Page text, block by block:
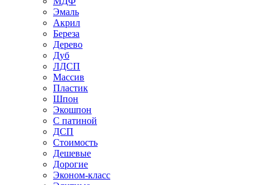
Эмаль
Акрил
Береза
Дерево
Дуб
ЛДСП
Массив
Пластик
Шпон
Экошпон
С патиной
ДСП
Стоимость
Дешевые
Дорогие
Эконом-класс